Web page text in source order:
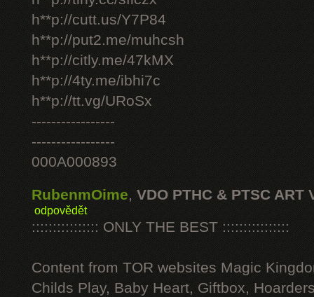
h**p://cutt.us/Y7P84
h**p://put2.me/muhcsh
h**p://citly.me/47kMX
h**p://4ty.me/ibhi7c
h**p://tt.vg/URoSx
-----------------
-----------------
000A000893
RubenmOime, VDO PTHC & PTSC ART
odpovědět
:::::::::::::::: ONLY THE BEST ::::::::::::::::
Content from TOR websites Magic
Childs Play, Baby Heart, Giftbox,